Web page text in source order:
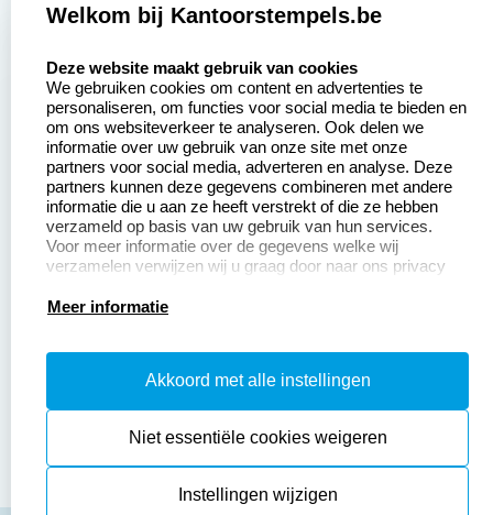
Aanvraag op maat
Betaling &
Verzending
Wederverkoper
worden
Contact opnemen
Veel gestelde vragen
Retourneren
Herroepingsrecht
Productinformatie:
Instructiepagina
Safety Sheets
Sitemap
Welkom bij Kantoorstempels.be
Deze website maakt gebruik van cookies
We gebruiken cookies om content en advertenties te
personaliseren, om functies voor social media te bieden en
om ons websiteverkeer te analyseren. Ook delen we
informatie over uw gebruik van onze site met onze
partners voor social media, adverteren en analyse. Deze
partners kunnen deze gegevens combineren met andere
informatie die u aan ze heeft verstrekt of die ze hebben
verzameld op basis van uw gebruik van hun services.
Voor meer informatie over de gegevens welke wij
verzamelen verwijzen wij u graag door naar ons privacy
Meer informatie
Akkoord met alle instellingen
Niet essentiële cookies weigeren
Instellingen wijzigen